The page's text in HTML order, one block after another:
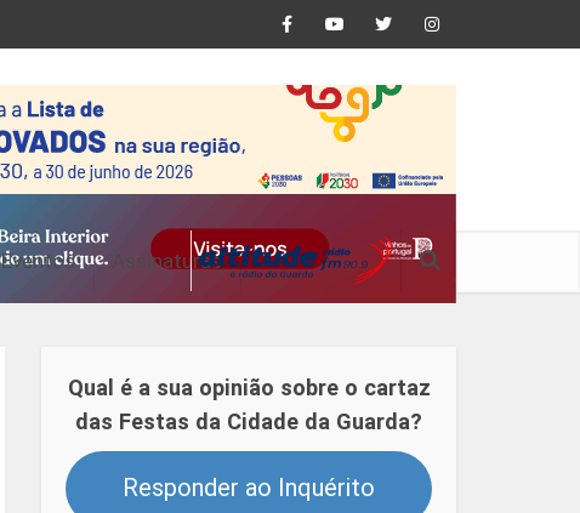
Eventos Assinaturas
Qual é a sua opinião sobre o cartaz
das Festas da Cidade da Guarda?
Responder ao Inquérito